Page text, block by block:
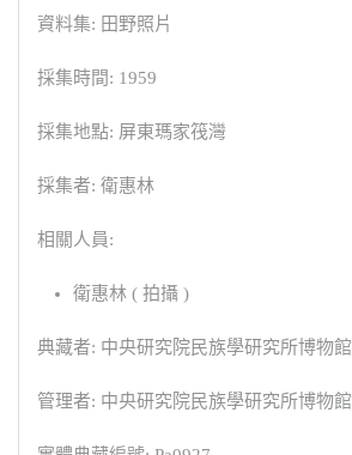
資料集: 田野照片
採集時間: 1959
採集地點: 屏東瑪家筏灣
採集者: 衛惠林
相關人員:
衛惠林 ( 拍攝 )
典藏者: 中央研究院民族學研究所博物館
管理者: 中央研究院民族學研究所博物館